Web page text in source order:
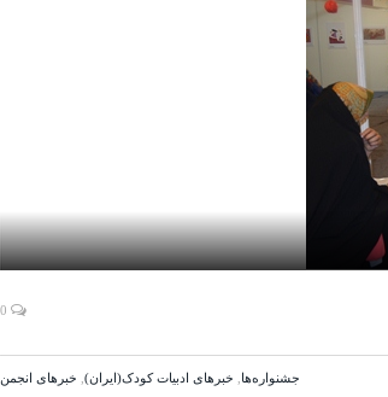
جشنواره‌ها خبرهای ادبیات کودک(ایران) خبرهای انجمن